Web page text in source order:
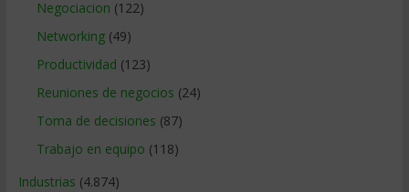
Negociacion (122)
Networking(49)
Productividad (123)
Reuniones de negocios (24)
Toma de decisiones (87)
Trabajo en equipo (118)
Industrias (4.874)